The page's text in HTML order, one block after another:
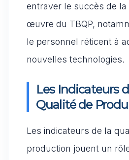
entraver le succès de la
œuvre du TBQP,
le personnel réticent à
nouvelles technologies.
Les Indicateurs
Qualité de
Les indicateurs de la
production jouent un